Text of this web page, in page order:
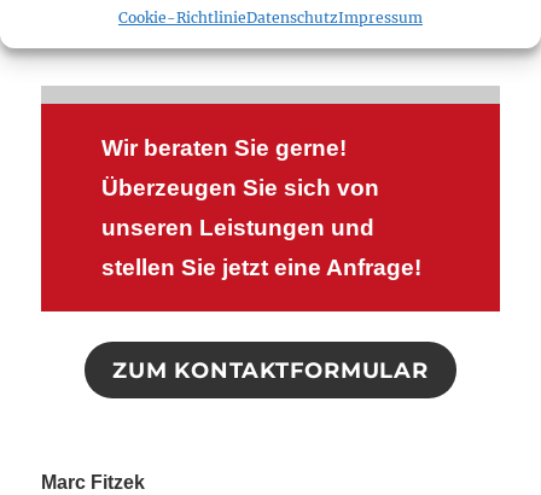
Cookie-RichtlinieDatenschutzImpressum
Wir beraten Sie gerne!
Überzeugen Sie sich von
unseren Leistungen und
stellen Sie jetzt eine Anfrage!
ZUM KONTAKTFORMULAR
Marc Fitzek